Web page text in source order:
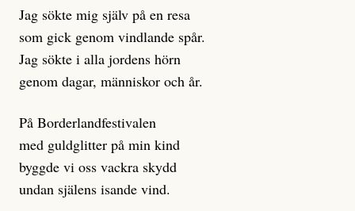
klickbete är inte intressant för Dagens ETC.
Journalistiken är låst. En klatschig men korrekt rubrik
gör förhoppningsvis att en nyfiken beställer
prenumeration, men den avslutas sekunder senare om
dessa granskningar på olika källor, alltifrån domar till
en mängd intervjupersoner, inklusive generös
möjlighet att bemöta för såväl personen vars motiv att
engagera sig i Palestinarörelsen ifrågasätts som de
Jag sökte mig själv på en resa
som gick genom vindlande spår.
Jag sökte i alla jordens hörn
genom dagar, människor och år.
På Borderlandfestivalen
med guldglitter på min kind
byggde vi oss vackra skydd
undan själens isande vind.